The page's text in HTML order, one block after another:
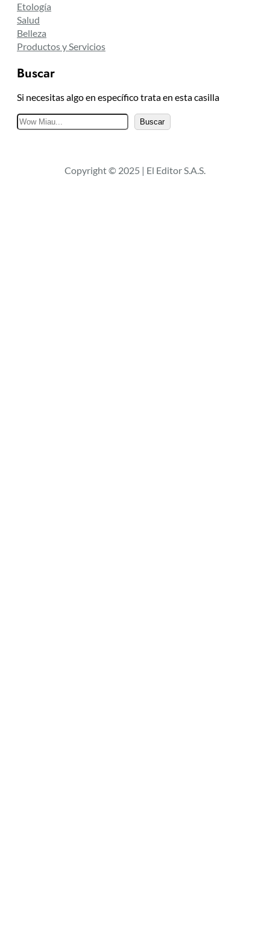
Etología
Salud
Belleza
Productos y Servicios
Buscar
Si necesitas algo en específico trata en esta casilla
B
u
a
Buscar
Copyright © 2025 | El Editor S.A.S.